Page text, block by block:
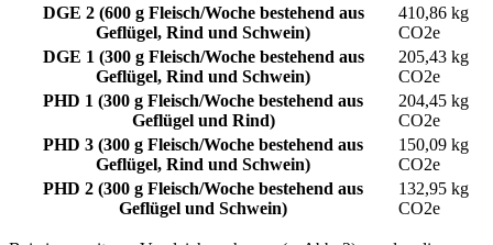
DGE 2 (600 g Fleisch/Woche bestehend aus
Geflügel, Rind und Schwein)
410,86 kg
CO2e
DGE 1 (300 g Fleisch/Woche bestehend aus
Geflügel, Rind und Schwein)
205,43 kg
CO2e
PHD 1 (300 g Fleisch/Woche bestehend aus
Geflügel und Rind)
204,45 kg
CO2e
PHD 3 (300 g Fleisch/Woche bestehend aus
Geflügel, Rind und Schwein)
150,09 kg
CO2e
PHD 2 (300 g Fleisch/Woche bestehend aus
Geflügel und Schwein)
132,95 kg
CO2e